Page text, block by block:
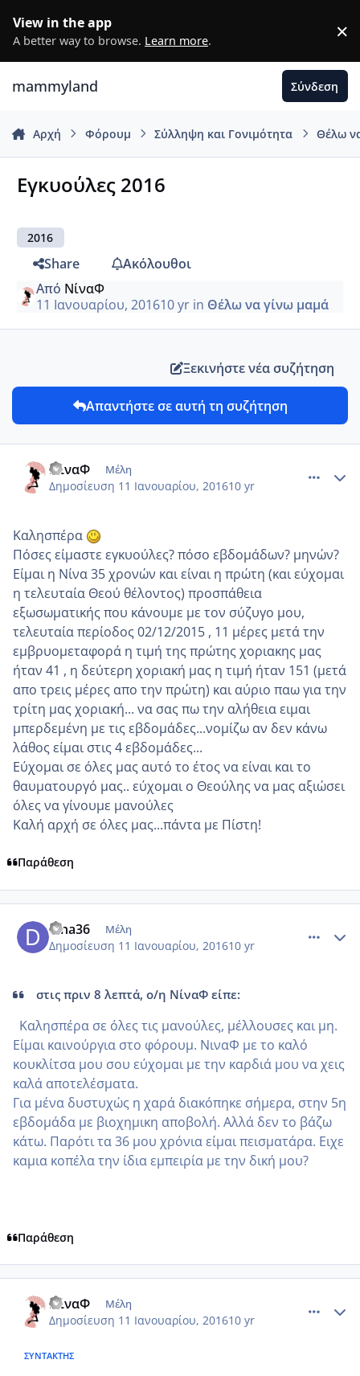
View in the app
A better way to browse. Learn more. ×
mammyland Σύνδεση
Αρχή Φόρουμ Σύλληψη και Γονιμότητα Θέλω
Εγκυούλες 2016
2016
Share
Ακόλουθοι
Από ΝίναΦ
11 Ιανουαρίου, 201610 yrin Θέλω να γίνω μαμά
Ξεκινήστε νέα συζήτηση
Απαντήστε σε αυτή τη συζήτηση
ΝίναΦ Μέλη
Δημοσίευση 11 Ιανουαρίου, 201610 yr
Καλησπέρα
Πόσες είμαστε εγκυούλες? πόσο εβδομάδων? μηνών?
Είμαι η Νίνα 35 χρονών και είναι η πρώτη (και εύχομαι
η τελευταία Θεού θέλοντος) προσπάθεια
εξωσωματικής που κάνουμε με τον σύζυγο μου,
τελευταία περίοδος 02/12/2015 , 11 μέρες μετά την
εμβρυομεταφορά η τιμή της πρώτης χοριακης μας
ήταν 41 , η δεύτερη χοριακή μας η τιμή ήταν 151 (μετά
απο τρεις μέρες απο την πρώτη) και αύριο παω για την
τρίτη μας χοριακή... να σας πω την αλήθεια ειμαι
μπερδεμένη με τις εβδομάδες...νομίζω αν δεν κάνω
λάθος είμαι στις 4 εβδομάδες...
Εύχομαι σε όλες μας αυτό το έτος να είναι και το
θαυματουργό μας.. εύχομαι ο Θεούλης να μας αξιώσει
όλες να γίνουμε μανούλες
Καλή αρχή σε όλες μας...πάντα με Πίστη!
Παράθεση
dina36 Μέλη
Δημοσίευση 11 Ιανουαρίου, 201610 yr
στις πριν 8 λεπτά, ο/η ΝίναΦ είπε:
Καλησπέρα σε όλες τις μανούλες, μέλλουσες και μη.
Είμαι καινούργια στο φόρουμ. ΝιναΦ με το καλό
κουκλίτσα μου σου εύχομαι με την καρδιά μου να χεις
καλά αποτελέσματα.
Για μένα δυστυχώς η χαρά διακόπηκε σήμερα, στην 5η
εβδομάδα με βιοχημικη αποβολή. Αλλά δεν το βάζω
κάτω. Παρότι τα 36 μου χρόνια είμαι πεισματάρα. Ειχε
καμια κοπέλα την ίδια εμπειρία με την δική μου?
Παράθεση
ΝίναΦ Μέλη
Δημοσίευση 11 Ιανουαρίου, 201610 yr
ΣΥΝΤΆΚΤΗΣ